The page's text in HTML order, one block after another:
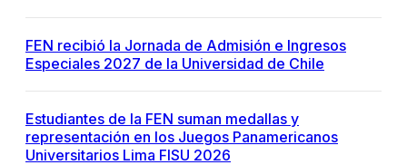
FEN recibió la Jornada de Admisión e Ingresos
Especiales 2027 de la Universidad de Chile
Estudiantes de la FEN suman medallas y
representación en los Juegos Panamericanos
Universitarios Lima FISU 2026